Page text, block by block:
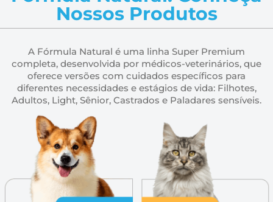
Nossos Produtos
A Fórmula Natural é uma linha Super Premium
completa, desenvolvida por médicos-veterinários, que
oferece versões com cuidados específicos para
diferentes necessidades e estágios de vida: Filhotes,
Adultos, Light, Sênior, Castrados e Paladares sensíveis.